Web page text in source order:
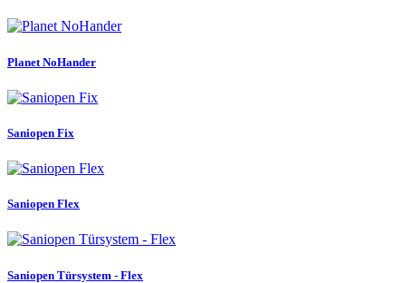
Planet NoHander
Saniopen Fix
Saniopen Flex
Saniopen Türsystem - Flex